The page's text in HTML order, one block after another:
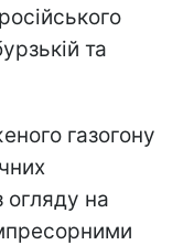
та
газогону
огляду на